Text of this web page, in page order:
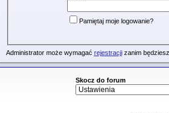
Pamiętaj moje logowanie?
Administrator może wymagać rejestracjizanim
Skocz do forum